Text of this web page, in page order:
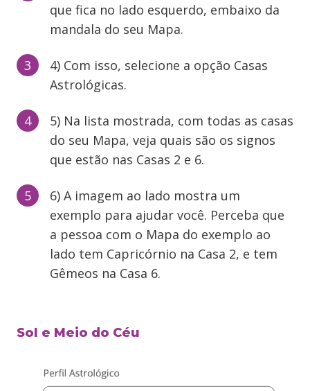
que fica no lado esquerdo, embaixo da
mandala do seu Mapa.
4) Com isso, selecione a opção Casas
Astrológicas.
5) Na lista mostrada, com todas as casas
do seu Mapa, veja quais são os signos
que estão nas Casas 2 e 6.
6) A imagem ao lado mostra um
exemplo para ajudar você. Perceba que
a pessoa com o Mapa do exemplo ao
lado tem Capricórnio na Casa 2, e tem
Gêmeos na Casa 6.
Sol e Meio do Céu